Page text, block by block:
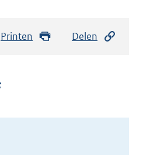
Printen Delen